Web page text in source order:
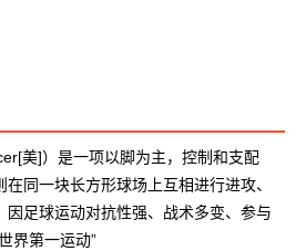
美]）是一项以脚为主，控制和支配
同一块长方形球场上互相进行进攻、
因足球运动对抗性强、战术多变、参与
界第一运动”